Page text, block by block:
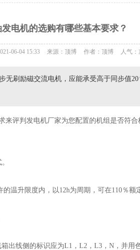
发电机的选购有哪些基本要求？
06-04 15:33 来源：顶博 作者：顶博 人气：
无刷励磁交流电机，应能承受高于同步值
评判发电机厂家为您配置的机组是否符合
升限度内，以12h为周期，可在110％额
线侧的标识应为L1，L2，L3，N，并用色